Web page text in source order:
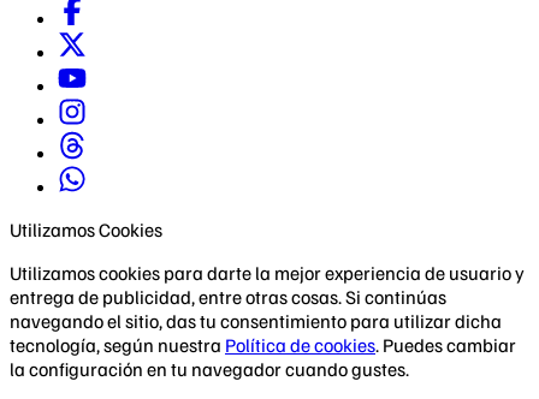
Utilizamos Cookies
Utilizamos cookies para darte la mejor experiencia de usuario y
entrega de publicidad, entre otras cosas. Si continúas
navegando el sitio, das tu consentimiento para utilizar dicha
tecnología, según nuestra Política de cookies. Puedes cambiar
la configuración en tu navegador cuando gustes.